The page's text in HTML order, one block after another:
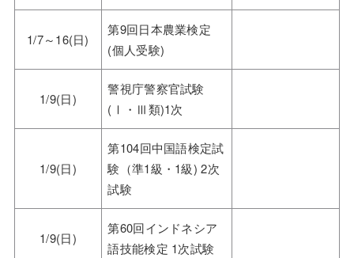
1/7～16(日)
第9回日本農業検定
(個人受験)
1/9(日)
警視庁警察官試験
(Ⅰ・Ⅲ類)1次
1/9(日)
第104回中国語検定試
験（準1級・1級) 2次
試験
1/9(日)
第60回インドネシア
語技能検定 1次試験